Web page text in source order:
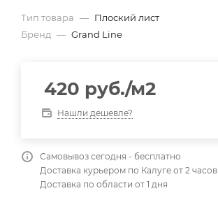
Тип товара — Плоский лист
Бренд — Grand Line
420 руб./м2
Нашли дешевле?
Самовывоз сегодня - бесплатно
Доставка курьером по Калуге от 2 часов
Доставка по области от 1 дня